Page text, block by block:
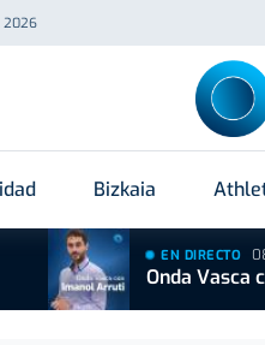
2026
Bizkaia
EN DIRECTO
Onda Vasca